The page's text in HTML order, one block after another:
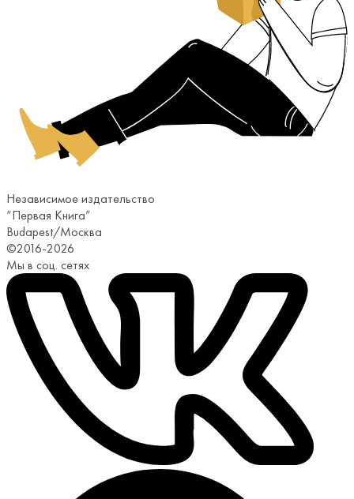
Независимое издательство
“Первая Книга”
Budapest/Москва
©2016-2026
Мы в соц. сетях